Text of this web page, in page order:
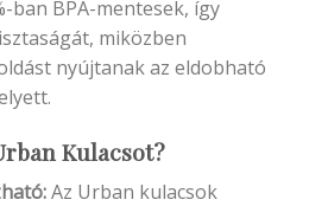
ban BPA-mentesek, így
miközben
nyújtanak az eldobható
Kulacsot?
Az Urban kulacsok